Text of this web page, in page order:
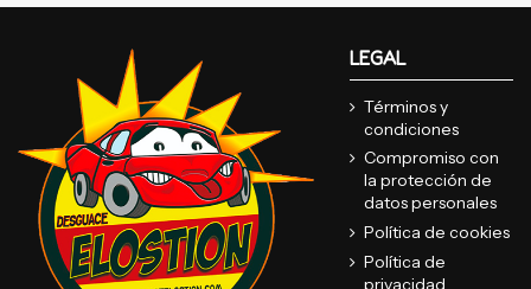
LEGAL
Términos y
condiciones
Compromiso con
la protección de
datos personales
Política de cookies
Política de
privacidad